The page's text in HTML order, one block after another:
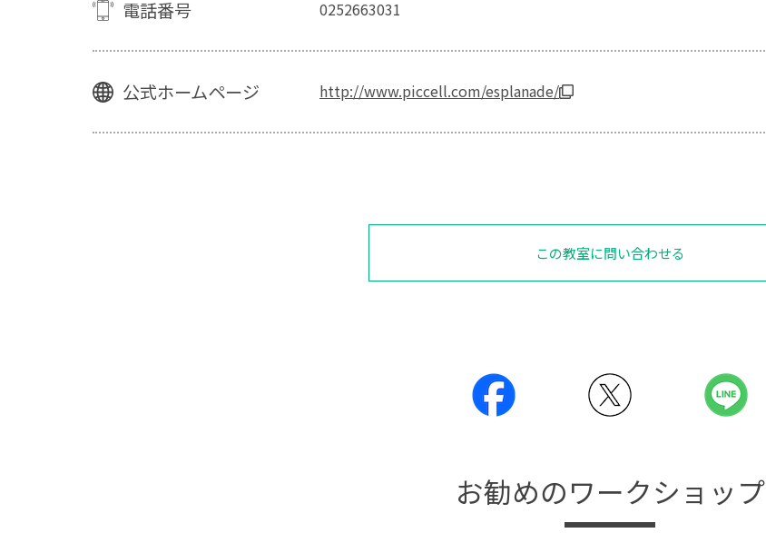
電話番号 0252663031
公式ホームページ http://www.piccell.com/esplanade/
この教室に問い合わせる
お勧めのワークショップ